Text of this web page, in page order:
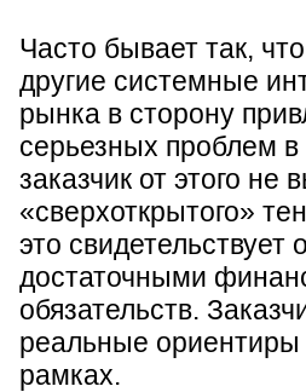
Часто бывает так,
другие системные
рынка в сторону
серьезных проблем
заказчик от этого не
«сверхоткрытого»
это свидетельствует
достаточными
обязательств.
реальные
рамках.